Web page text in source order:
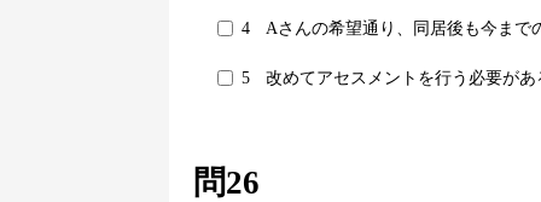
4 Aさんの希望通り、同居後も今まで
5 改めてアセスメントを行う必要が
問26